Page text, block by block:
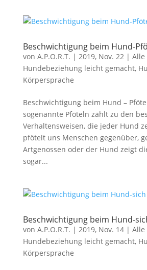
Beschwichtigung beim Hund-
von A.P.O.R.T. | 2019, Nov. 22| Alle
Hundebeziehung leicht gemacht,
Körpersprache
Beschwichtigung beim Hund –
sogenannte Pföteln zählt zu den
Verhaltensweisen, die jeder Hund
pfötelt uns Menschen gegenüber,
Artgenossen oder der Hund zeigt
sogar...
Beschwichtigung beim Hund-
von A.P.O.R.T. | 2019, Nov. 14| Alle
Hundebeziehung leicht gemacht,
Körpersprache